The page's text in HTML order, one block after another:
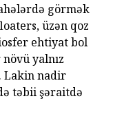
görmək
üzən qoz
ehtiyat bol
yalnız
Lakin nadir
təbii şəraitdə